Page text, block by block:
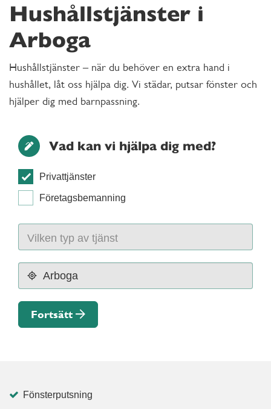
Hushållstjänster i
Arboga
Hushållstjänster – när du behöver en extra hand i
hushållet, låt oss hjälpa dig. Vi städar, putsar fönster och
hjälper dig med barnpassning.
Vad kan vi hjälpa dig med?
Privattjänster
Företagsbemanning
Fortsätt
Fönsterputsning